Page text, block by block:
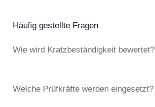
Häufig gestellte Fragen
Wie wird Kratzbeständigkeit bewertet?
Welche Prüfkräfte werden eingesetzt?